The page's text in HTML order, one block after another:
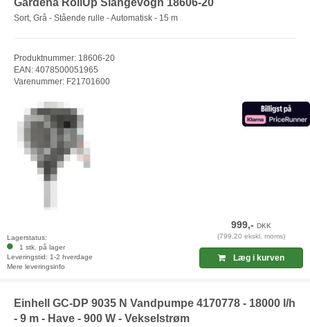
Gardena RollUp Slangevogn 18606-20
Sort, Grå - Stående rulle - Automatisk - 15 m
Produktnummer: 18606-20
EAN: 4078500051965
Varenummer: F21701600
Lagerstatus:
1 stk. på lager
Leveringstid: 1-2 hverdage
Mere leveringsinfo
999,-DKK
(799,20 ekskl. moms)
Læg i kurven
Einhell GC-DP 9035 N Vandpumpe 4170778 - 18000 l/h
- 9 m - Have - 900 W - Vekselstrøm